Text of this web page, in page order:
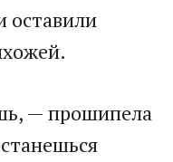
оставили
— прошипела